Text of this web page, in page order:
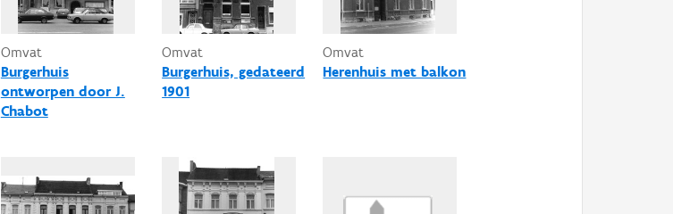
Omvat
Burgerhuis
ontworpen door J.
Chabot
Omvat
Burgerhuis, gedateerd
1901
Omvat
Herenhuis met balkon